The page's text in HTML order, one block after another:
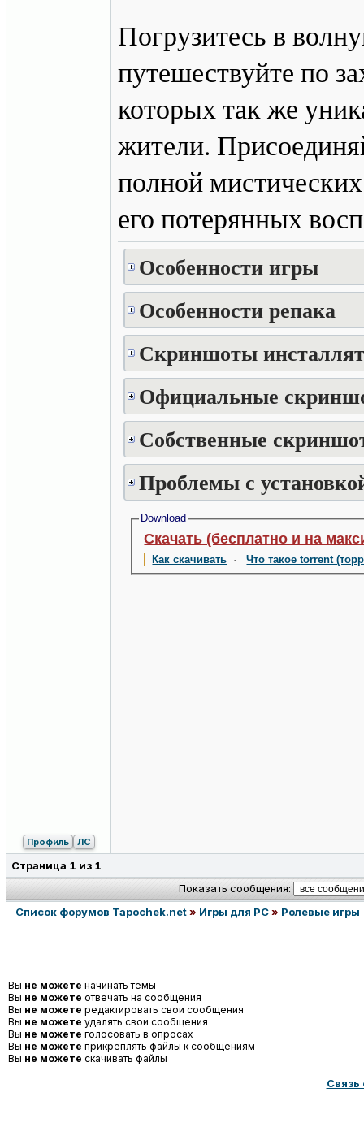
Погрузитесь в
путешествуйте по
которых так же
жители.
полной
его потерянных
Особенности игры
Особенности репака
Скриншоты
Официальные
Собственные
Проблемы с
Download
Скачать (бесплатно и на
Как скачивать ·Что такое torrent
Профиль ЛС
Страница 1 из 1
Показать сообщения:
Список форумов Tapochek.net» Игры для PC» Ролевые игры
Вы не можете начинать темы
Вы не можете отвечать на сообщения
Вы не можете редактировать свои сообщения
Вы не можете удалять свои сообщения
Вы не можете голосовать в опросах
Вы не можете прикреплять файлы к сообщениям
Вы не можете скачивать файлы